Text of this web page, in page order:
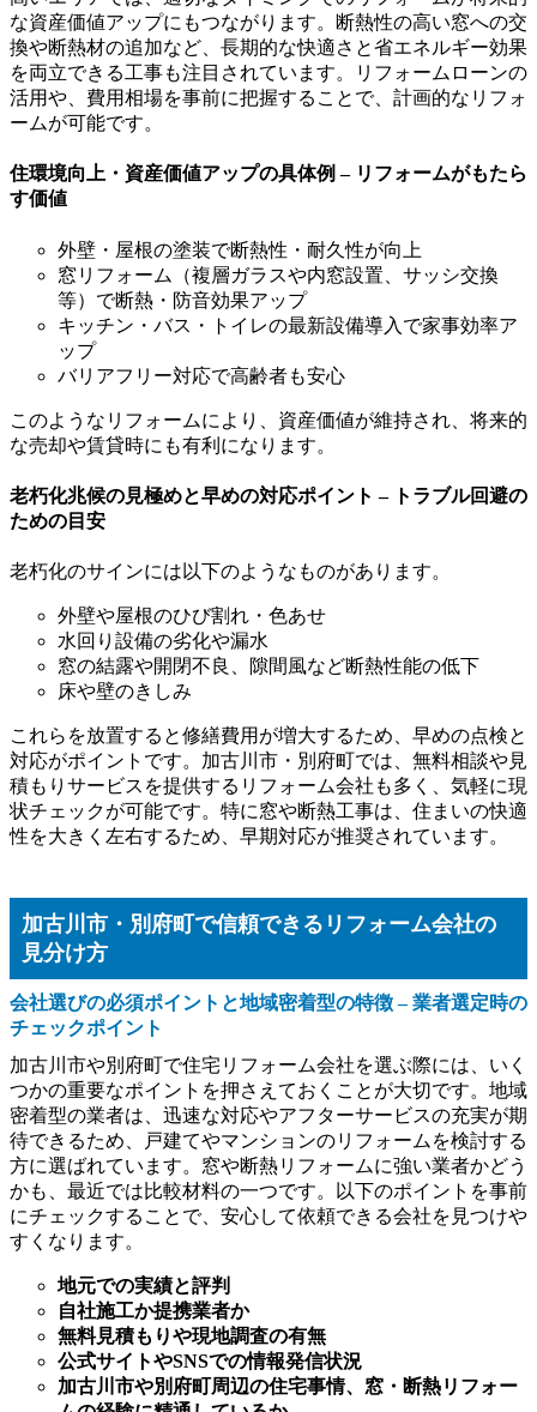
な資産価値アップにもつながります。断熱性の高い窓への交
換や断熱材の追加など、長期的な快適さと省エネルギー効果
を両立できる工事も注目されています。リフォームローンの
活用や、費用相場を事前に把握することで、計画的なリフォ
ームが可能です。
住環境向上・資産価値アップの具体例 – リフォームがもたら
す価値
外壁・屋根の塗装で断熱性・耐久性が向上
窓リフォーム（複層ガラスや内窓設置、サッシ交換
等）で断熱・防音効果アップ
キッチン・バス・トイレの最新設備導入で家事効率ア
ップ
バリアフリー対応で高齢者も安心
このようなリフォームにより、資産価値が維持され、将来的
な売却や賃貸時にも有利になります。
老朽化兆候の見極めと早めの対応ポイント – トラブル回避の
ための目安
老朽化のサインには以下のようなものがあります。
外壁や屋根のひび割れ・色あせ
水回り設備の劣化や漏水
窓の結露や開閉不良、隙間風など断熱性能の低下
床や壁のきしみ
これらを放置すると修繕費用が増大するため、早めの点検と
対応がポイントです。加古川市・別府町では、無料相談や見
積もりサービスを提供するリフォーム会社も多く、気軽に現
状チェックが可能です。特に窓や断熱工事は、住まいの快適
性を大きく左右するため、早期対応が推奨されています。
加古川市・別府町で信頼できるリフォーム会社の
見分け方
会社選びの必須ポイントと地域密着型の特徴 – 業者選定時の
チェックポイント
加古川市や別府町で住宅リフォーム会社を選ぶ際には、いく
つかの重要なポイントを押さえておくことが大切です。地域
密着型の業者は、迅速な対応やアフターサービスの充実が期
待できるため、戸建てやマンションのリフォームを検討する
方に選ばれています。窓や断熱リフォームに強い業者かどう
かも、最近では比較材料の一つです。以下のポイントを事前
にチェックすることで、安心して依頼できる会社を見つけや
すくなります。
地元での実績と評判
自社施工か提携業者か
無料見積もりや現地調査の有無
公式サイトやSNSでの情報発信状況
加古川市や別府町周辺の住宅事情、窓・断熱リフォー